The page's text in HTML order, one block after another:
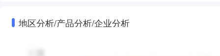
地区分析/产品分析/企业分析